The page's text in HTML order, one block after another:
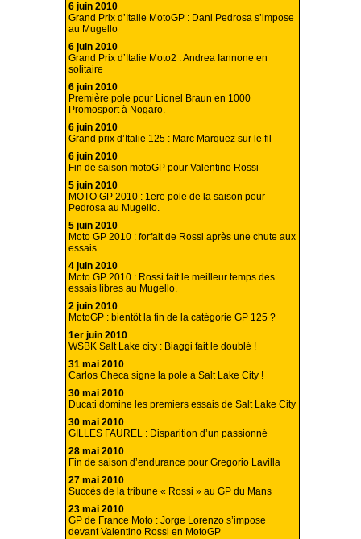
6 juin 2010
Grand Prix d’Italie MotoGP : Dani Pedrosa s’impose
au Mugello
6 juin 2010
Grand Prix d’Italie Moto2 : Andrea Iannone en
solitaire
6 juin 2010
Première pole pour Lionel Braun en 1000
Promosport à Nogaro.
6 juin 2010
Grand prix d’Italie 125 : Marc Marquez sur le fil
6 juin 2010
Fin de saison motoGP pour Valentino Rossi
5 juin 2010
MOTO GP 2010 : 1ere pole de la saison pour
Pedrosa au Mugello.
5 juin 2010
Moto GP 2010 : forfait de Rossi après une chute aux
essais.
4 juin 2010
Moto GP 2010 : Rossi fait le meilleur temps des
essais libres au Mugello.
2 juin 2010
MotoGP : bientôt la fin de la catégorie GP 125 ?
1er juin 2010
WSBK Salt Lake city : Biaggi fait le doublé !
31 mai 2010
Carlos Checa signe la pole à Salt Lake City !
30 mai 2010
Ducati domine les premiers essais de Salt Lake City
30 mai 2010
GILLES FAUREL : Disparition d’un passionné
28 mai 2010
Fin de saison d’endurance pour Gregorio Lavilla
27 mai 2010
Succès de la tribune « Rossi » au GP du Mans
23 mai 2010
GP de France Moto : Jorge Lorenzo s’impose
devant Valentino Rossi en MotoGP